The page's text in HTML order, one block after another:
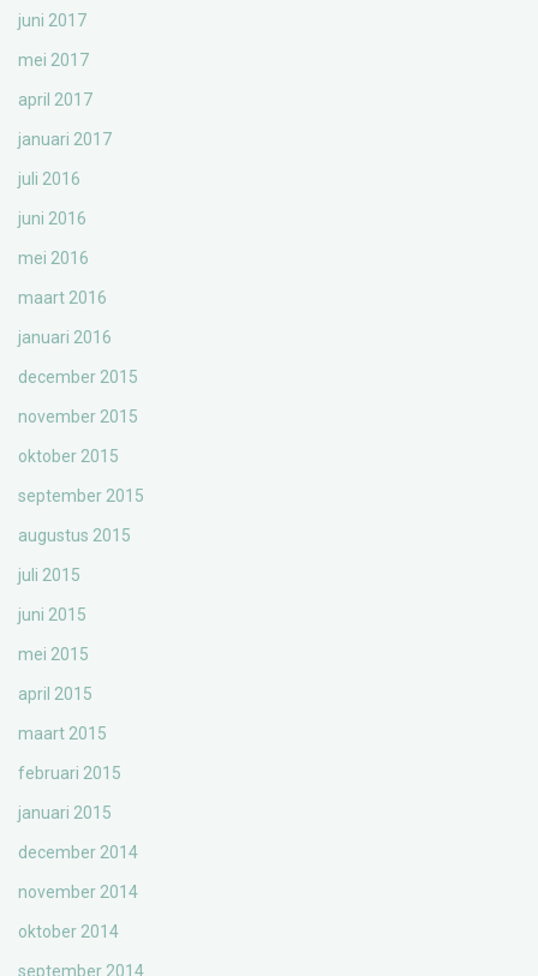
juni 2017
mei 2017
april 2017
januari 2017
juli 2016
juni 2016
mei 2016
maart 2016
januari 2016
december 2015
november 2015
oktober 2015
september 2015
augustus 2015
juli 2015
juni 2015
mei 2015
april 2015
maart 2015
februari 2015
januari 2015
december 2014
november 2014
oktober 2014
september 2014